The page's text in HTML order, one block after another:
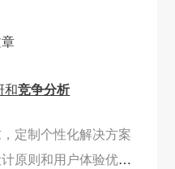
和竞争分析
定制个性化解决方案
则和用户体验优化方法